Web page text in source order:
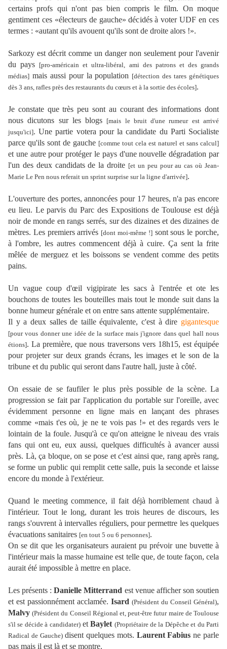
certains profs qui n'ont pas bien compris le film. On moque
gentiment ces «électeurs de gauche» décidés à voter UDF en ces
termes : «autant qu'ils avouent qu'ils sont de droite alors !».
Sarkozy est décrit comme un danger non seulement pour l'avenir
du pays [pro-américain et ultra-libéral, ami des patrons et des grands
médias] mais aussi pour la population [détection des tares génétiques
dès 3 ans, rafles près des restaurants du cœurs et à la sortie des écoles].
Je constate que très peu sont au courant des informations dont
nous dicutons sur les blogs [mais le bruit d'une rumeur est arrivé
jusqu'ici]. Une partie votera pour la candidate du Parti Socialiste
parce qu'ils sont de gauche [comme tout cela est naturel et sans calcul]
et une autre pour protéger le pays d'une nouvelle dégradation par
l'un des deux candidats de la droite [et un peu pour au cas où Jean-
Marie Le Pen nous referait un sprint surprise sur la ligne d'arrivée].
L'ouverture des portes, annoncées pour 17 heures, n'a pas encore
eu lieu. Le parvis du Parc des Expositions de Toulouse est déjà
noir de monde en rangs serrés, sur des dizaines et des dizaines de
mètres. Les premiers arrivés [dont moi-même !]sont sous le porche,
à l'ombre, les autres commencent déjà à cuire. Ça sent la frite
mêlée de merguez et les boissons se vendent comme des petits
pains.
Un vague coup d'œil vigipirate les sacs à l'entrée et ote les
bouchons de toutes les bouteilles mais tout le monde suit dans la
bonne humeur générale et on entre sans attente supplémentaire.
Il y a deux salles de taille équivalente, c'est à dire gigantesque
[pour vous donner une idée de la surface mais j'ignore dans quel hall nous
étions]. La première, que nous traversons vers 18h15, est équipée
pour projeter sur deux grands écrans, les images et le son de la
tribune et du public qui seront dans l'autre hall, juste à côté.
On essaie de se faufiler le plus près possible de la scène. La
progression se fait par l'application du portable sur l'oreille, avec
évidemment personne en ligne mais en lançant des phrases
comme «mais t'es où, je ne te vois pas !» et des regards vers le
lointain de la foule. Jusqu'à ce qu'on atteigne le niveau des vrais
fans qui ont eu, eux aussi, quelques difficultés à avancer aussi
près. Là, ça bloque, on se pose et c'est ainsi que, rang après rang,
se forme un public qui remplit cette salle, puis la seconde et laisse
encore du monde à l'extérieur.
Quand le meeting commence, il fait déjà horriblement chaud à
l'intérieur. Tout le long, durant les trois heures de discours,les
rangs s'ouvrent à intervalles réguliers, pour permettre les quelques
évacuations sanitaires [en tout 5 ou 6 personnes].
On se dit que les organisateurs auraient pu prévoir une buvette à
l'intérieur mais la masse humaine est telle que, de toute façon, cela
aurait été impossible à mettre en place.
Les présents :Danielle Mitterrand est venue afficher son soutien
et est passionnément acclamée. Isard (Président du Conseil Général),
Malvy (Président du Conseil Régional et, peut-être futur maire de Toulouse
s'il se décide à candidater)etBaylet (Propriétaire de la Dépêche et du Parti
Radical de Gauche)disent quelques mots. Laurent Fabius ne parle
pas mais il est là et se montre.